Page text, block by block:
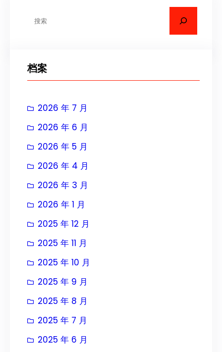
档案
2026 年 7 月
2026 年 6 月
2026 年 5 月
2026 年 4 月
2026 年 3 月
2026 年 1 月
2025 年 12 月
2025 年 11 月
2025 年 10 月
2025 年 9 月
2025 年 8 月
2025 年 7 月
2025 年 6 月